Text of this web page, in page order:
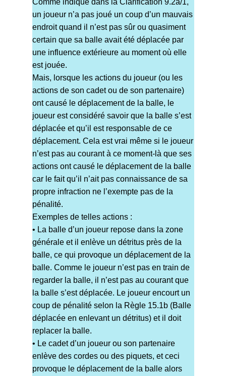
Comme indiqué dans la Clarification 9.2a/1,
un joueur n’a pas joué un coup d’un mauvais
endroit quand il n’est pas sûr ou quasiment
certain que sa balle avait été déplacée par
une influence extérieure au moment où elle
est jouée.
Mais, lorsque les actions du joueur (ou les
actions de son cadet ou de son partenaire)
ont causé le déplacement de la balle, le
joueur est considéré savoir que la balle s’est
déplacée et qu’il est responsable de ce
déplacement. Cela est vrai même si le joueur
n’est pas au courant à ce moment-là que ses
actions ont causé le déplacement de la balle
car le fait qu’il n’ait pas connaissance de sa
propre infraction ne l’exempte pas de la
pénalité.
Exemples de telles actions :
• La balle d’un joueur repose dans la zone
générale et il enlève un détritus près de la
balle, ce qui provoque un déplacement de la
balle. Comme le joueur n’est pas en train de
regarder la balle, il n’est pas au courant que
la balle s’est déplacée. Le joueur encourt un
coup de pénalité selon la Règle 15.1b (Balle
déplacée en enlevant un détritus) et il doit
replacer la balle.
• Le cadet d’un joueur ou son partenaire
enlève des cordes ou des piquets, et ceci
provoque le déplacement de la balle alors